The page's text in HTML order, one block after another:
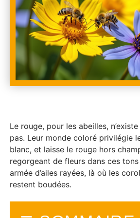
Le rouge, pour les abeilles,
pas. Leur monde coloré privilégie
blanc, et laisse le rouge hors
regorgeant de fleurs dans ces
armée d’ailes rayées, là où les
restent boudées.